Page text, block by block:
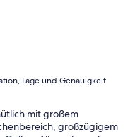
Lage und Genauigkeit
mit großem
großzügigem